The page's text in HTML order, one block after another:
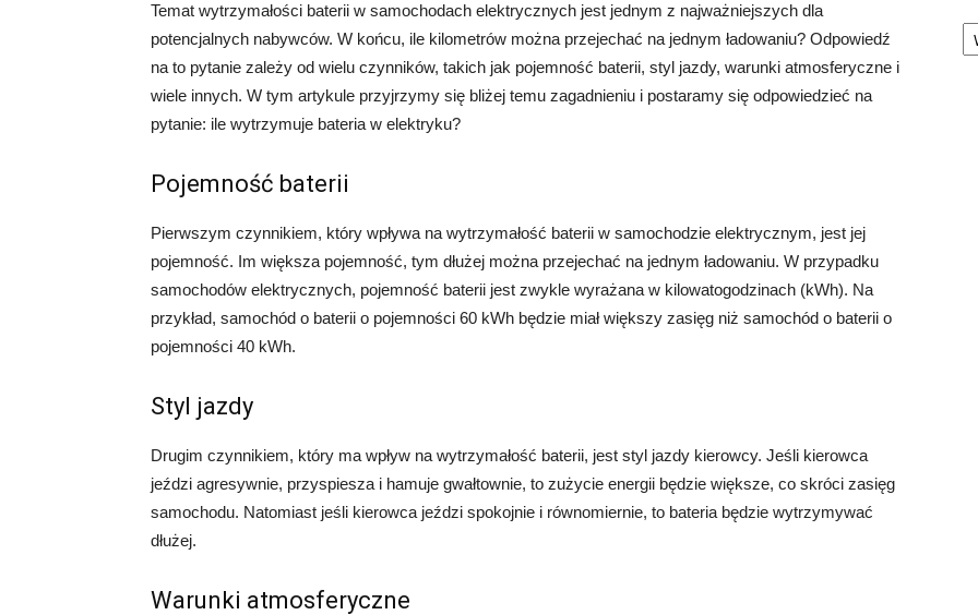
Temat wytrzymałości baterii w samochodach elektrycznych jest jednym z najważniejszych dla
potencjalnych nabywców. W końcu, ile kilometrów można przejechać na jednym ładowaniu? Odpowiedź
na to pytanie zależy od wielu czynników, takich jak pojemność baterii, styl jazdy, warunki atmosferyczne i
wiele innych. W tym artykule przyjrzymy się bliżej temu zagadnieniu i postaramy się odpowiedzieć na
pytanie: ile wytrzymuje bateria w elektryku?
Pojemność baterii
Pierwszym czynnikiem, który wpływa na wytrzymałość baterii w samochodzie elektrycznym, jest jej
pojemność. Im większa pojemność, tym dłużej można przejechać na jednym ładowaniu. W przypadku
samochodów elektrycznych, pojemność baterii jest zwykle wyrażana w kilowatogodzinach (kWh). Na
przykład, samochód o baterii o pojemności 60 kWh będzie miał większy zasięg niż samochód o baterii o
pojemności 40 kWh.
Styl jazdy
Drugim czynnikiem, który ma wpływ na wytrzymałość baterii, jest styl jazdy kierowcy. Jeśli kierowca
jeździ agresywnie, przyspiesza i hamuje gwałtownie, to zużycie energii będzie większe, co skróci zasięg
samochodu. Natomiast jeśli kierowca jeździ spokojnie i równomiernie, to bateria będzie wytrzymywać
dłużej.
Warunki atmosferyczne